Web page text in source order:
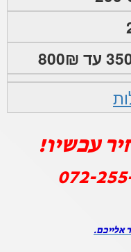
עכשיו!
072-
אלייכם.